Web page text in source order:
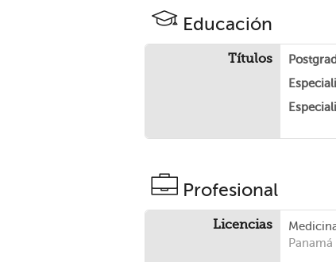
Educación
Títulos
Profesional
Licencias
Panamá